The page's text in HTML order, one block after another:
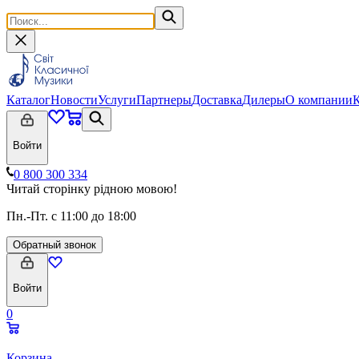
КаталогНовостиУслугиПартнерыДоставкаДилерыО компании
Войти
0 800 300 334
Читай сторінку рідною мовою!
Пн.-Пт. с 11:00 до 18:00
Обратный звонок
Войти
0